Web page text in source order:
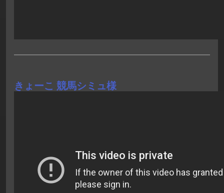
きょーこ 競馬シミュ様